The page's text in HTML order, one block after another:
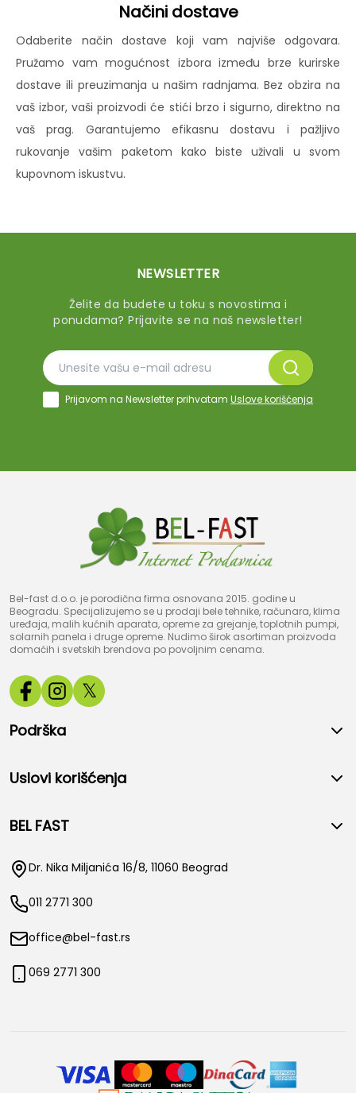
Načini dostave
Odaberite način dostave koji vam najviše odgovara.
Pružamo vam mogućnost izbora između brze kurirske
dostave ili preuzimanja u našim radnjama. Bez obzira na
vaš izbor, vaši proizvodi će stići brzo i sigurno, direktno na
vaš prag. Garantujemo efikasnu dostavu i pažljivo
rukovanje vašim paketom kako biste uživali u svom
kupovnom iskustvu.
NEWSLETTER
Želite da budete u toku s novostima i
ponudama? Prijavite se na naš newsletter!
Prijavom na Newsletter prihvatam Uslove korišćenja
Bel-fast d.o.o. je porodična firma osnovana 2015. godine u
Beogradu. Specijalizujemo se u prodaji bele tehnike, računara, klima
uređaja, malih kućnih aparata, opreme za grejanje, toplotnih pumpi,
solarnih panela i druge opreme. Nudimo širok asortiman proizvoda
domaćih i svetskih brendova po povoljnim cenama.
𝕏
Podrška
Uslovi korišćenja
BEL FAST
Dr. Nika Miljanića 16/8, 11060 Beograd
011 2771 300
office@bel-fast.rs
069 2771 300